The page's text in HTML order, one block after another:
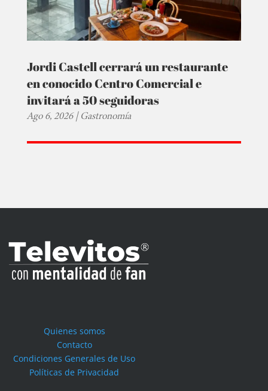
Jordi Castell cerrará un restaurante
en conocido Centro Comercial e
invitará a 50 seguidoras
Ago 6, 2026|Gastronomía
Quienes somos
Contacto
Condiciones Generales de Uso
Políticas de Privacidad